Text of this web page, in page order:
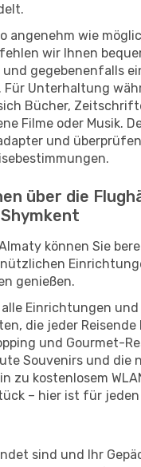
angenehm wie
wir Ihnen
und gegebenenfalls
Für Unterhaltung
Bücher,
Filme oder Musik.
und
über die
können Sie
genießen.
Einrichtungen und
die jeder Reisende
und Gourmet-
Souvenirs und die
zu kostenlosem
– hier ist für jeden
sind und Ihr